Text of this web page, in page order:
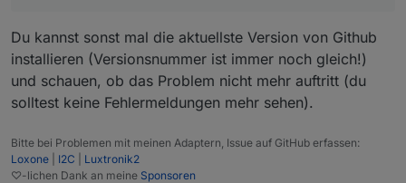
dennoch irgendwie behilflich sein können sag
einfach kurz bescheid.
Du kannst sonst mal die aktuellste Version von Github
installieren (Versionsnummer ist immer noch gleich!)
und schauen, ob das Problem nicht mehr auftritt (du
solltest keine Fehlermeldungen mehr sehen).
Bitte bei Problemen mit meinen Adaptern, Issue auf GitHub erfassen:
Loxone
I2C
Luxtronik2
♡-lichen Dank an meine Sponsoren